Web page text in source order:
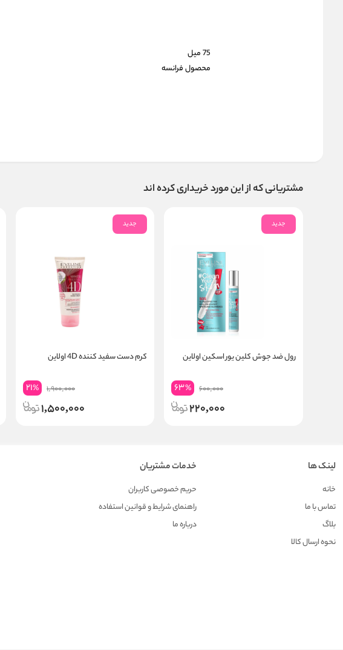
75 میل
محصول فرانسه
مشتریانی که از این مورد خریداری کرده اند
جدید
رول ضد جوش کلین یور اسکین اولاین
600,000
63%
220,000
جدید
کرم دست سفید کننده 4D اولاین
1,900,000
21%
1,500,000
لینک ها
خانه
تماس با ما
بلاگ
نحوه ارسال کالا
خدمات مشتریان
حریم خصوصی کاربران
راهنمای شرایط و قوانین استفاده
درباره ما